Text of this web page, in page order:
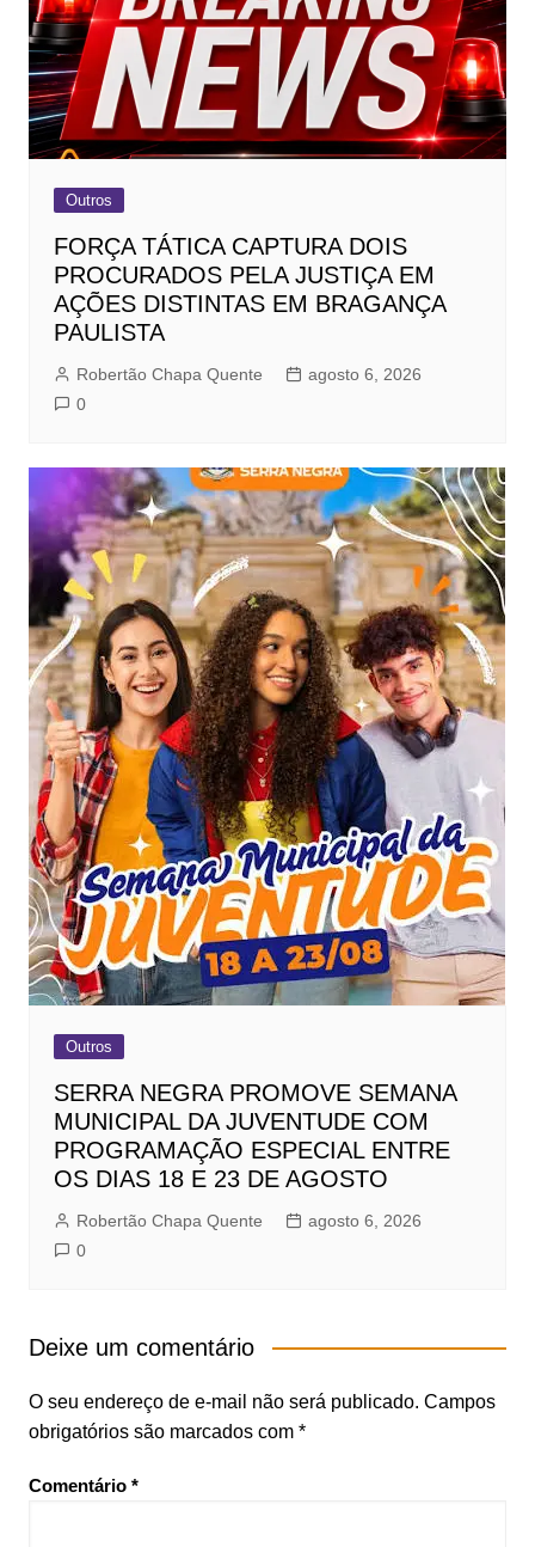
Outros
FORÇA TÁTICA CAPTURA DOIS
PROCURADOS PELA JUSTIÇA EM
AÇÕES DISTINTAS EM BRAGANÇA
PAULISTA
Robertão Chapa Quente
agosto 6, 2026
0
Outros
SERRA NEGRA PROMOVE SEMANA
MUNICIPAL DA JUVENTUDE COM
PROGRAMAÇÃO ESPECIAL ENTRE
OS DIAS 18 E 23 DE AGOSTO
Robertão Chapa Quente
agosto 6, 2026
0
Deixe um comentário
O seu endereço de e-mail não será publicado. Campos
obrigatórios são marcados com *
Comentário *